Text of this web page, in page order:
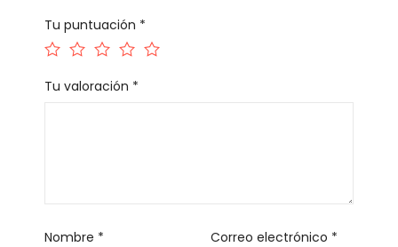
Tu puntuación *
Tu valoración *
Nombre * Correo electrónico *